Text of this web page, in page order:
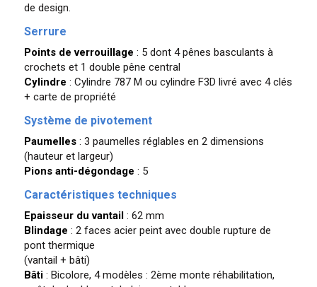
de design.
Serrure
Points de verrouillage : 5 dont 4 pênes basculants à
crochets et 1 double pêne central
Cylindre : Cylindre 787 M ou cylindre F3D livré avec 4 clés
+ carte de propriété
Système de pivotement
Paumelles: 3 paumelles réglables en 2 dimensions
(hauteur et largeur)
Pions anti-dégondage : 5
Caractéristiques techniques
Epaisseur du vantail: 62 mm
Blindage : 2 faces acier peint avec double rupture de
pont thermique
(vantail + bâti)
Bâti: Bicolore, 4 modèles : 2ème monte réhabilitation,